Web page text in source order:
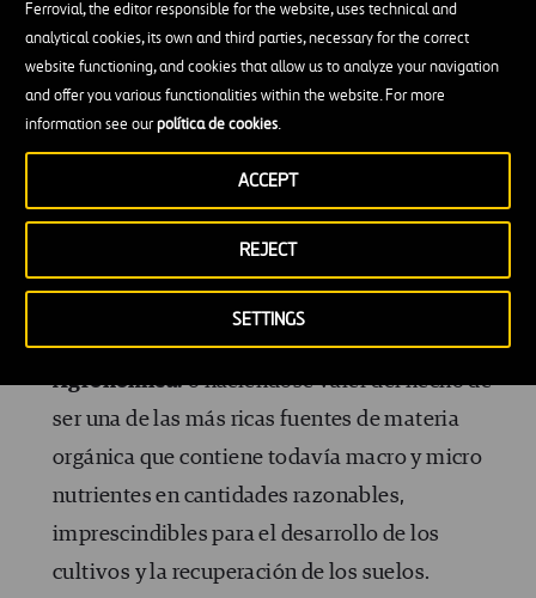
Ferrovial, the editor responsible for the website, uses technical and
analytical cookies, its own and third parties, necessary for the correct
website functioning, and cookies that allow us to analyze your navigation
and offer you various functionalities within the website. For more
information see ourpolítica de cookies.
SETTINGS
REJECT
ACCEPT
obligatoriamente pasar por el aumento del
contenido de materia orgánica de los mismos. Es
exactamente en ese espectro de medida que la
aplicación controlada delodos de depuración
(Biosólidos)
una técnica conocida y utilizada en los países
desarrollados, presentándose como la más
sostenible de las soluciones a tres niveles:
Agronómica:o haciéndose valer del hecho de
ser una de las más ricas fuentes de materia
orgánica que contiene todavía macro y micro
nutrientes en cantidades razonables,
imprescindibles para el desarrollo de los
cultivos y la recuperación de los suelos.